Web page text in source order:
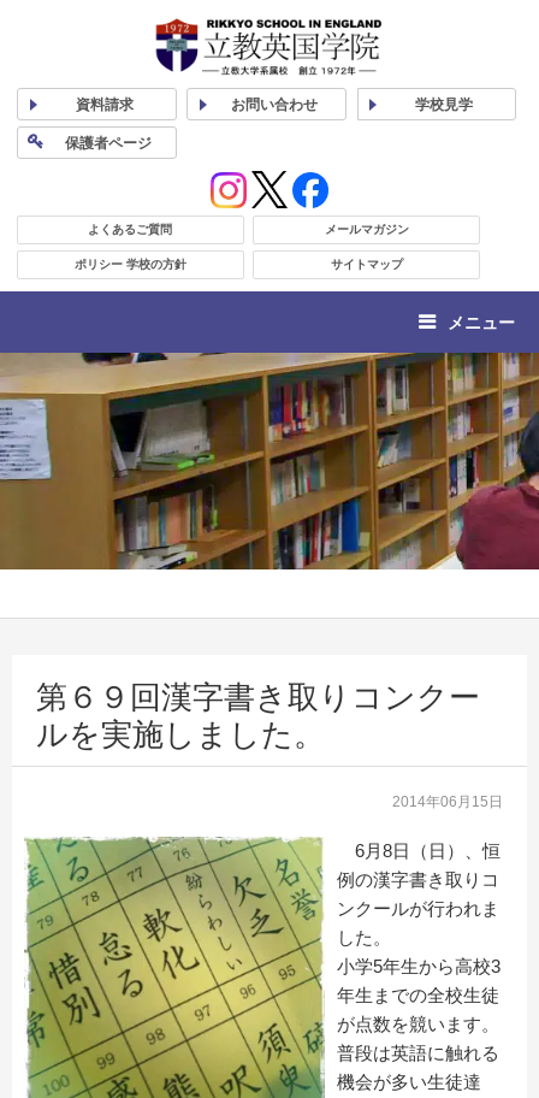
資料請求 お問い合わせ 学校見学
保護者ページ
よくあるご質問 メールマガジン
ポリシー 学校の方針 サイトマップ
メニュー
第６９回漢字書き取りコンクー
ルを実施しました。
2014年06月15日
6月8日（日）、恒
例の漢字書き取りコ
ンクールが行われま
した。
小学5年生から高校3
年生までの全校生徒
が点数を競います。
普段は英語に触れる
機会が多い生徒達